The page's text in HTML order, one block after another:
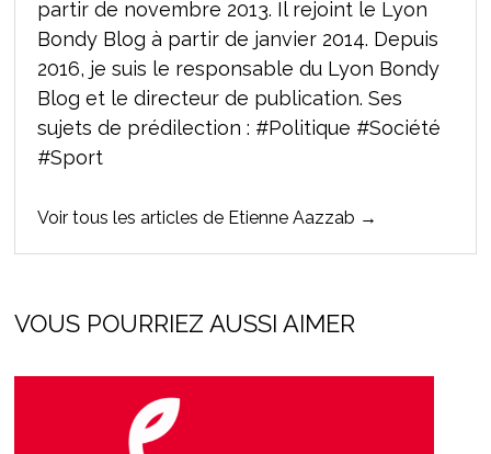
partir de novembre 2013. Il rejoint le Lyon
Bondy Blog à partir de janvier 2014. Depuis
2016, je suis le responsable du Lyon Bondy
Blog et le directeur de publication. Ses
sujets de prédilection : #Politique #Société
#Sport
Voir tous les articles de Etienne Aazzab →
VOUS POURRIEZ AUSSI AIMER